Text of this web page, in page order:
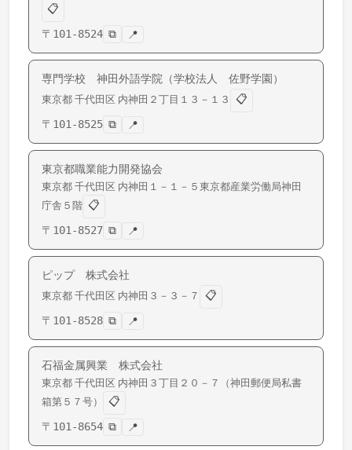
📋
〒 101-8524 ⧉ 📍
専門学校 神田外語学院（学校法人 佐野学園）
東京都 千代田区 内神田 ２丁目１３－１３
📋
〒 101-8525 ⧉ 📍
東京都職業能力開発協会
東京都 千代田区 内神田 １－１－５東京都産業労働局神田
庁舎５階 📋
〒 101-8527 ⧉ 📍
ピップ 株式会社
東京都 千代田区 内神田 ３－３－７
📋
〒 101-8528 ⧉ 📍
石福金属興業 株式会社
東京都 千代田区 内神田 ３丁目２０－７（神田郵便局私書
箱第５７号）
📋
〒 101-8654 ⧉ 📍